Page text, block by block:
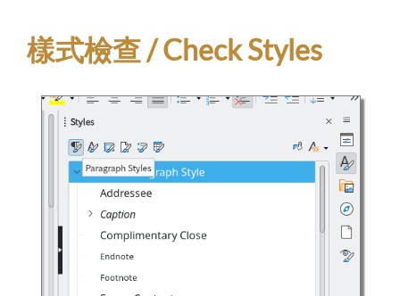
樣式檢查 / Check Styles